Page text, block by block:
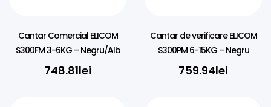
Cantar Comercial ELICOM
S300FM 3-6KG – Negru/Alb
748.81lei
Cantar de verificare ELICOM
S300PM 6-15KG – Negru
759.94lei